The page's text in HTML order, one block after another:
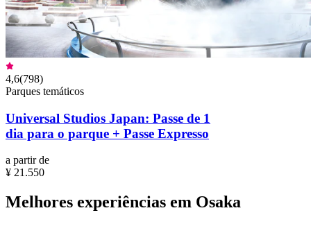
4,6(798)
Parques temáticos
Universal Studios Japan: Passe de 1
dia para o parque + Passe Expresso
a partir de
¥ 21.550
Melhores experiências em Osaka